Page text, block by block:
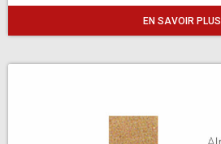
EN SAVOIR PLUS